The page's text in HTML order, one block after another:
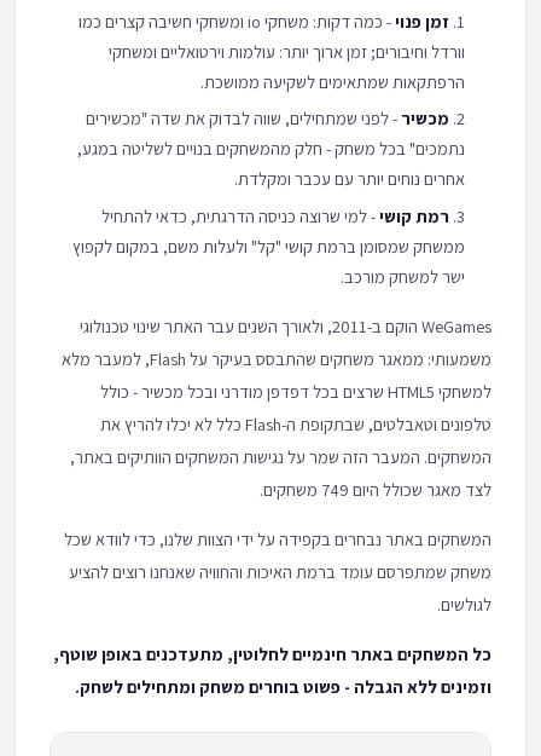
זמן פנוי
- כמה דקות: משחקי io ומשחקי חשיבה קצרים כמו
וורדל וחיבורים; זמן ארוך יותר: עולמות וירטואליים ומשחקי
הרפתקאות שמתאימים לשקיעה ממושכת.
מכשיר - לפני שמתחילים, שווה לבדוק את שדה "מכשירים
נתמכים" בכל משחק - חלק מהמשחקים בנויים לשליטה במגע,
אחרים נוחים יותר עם עכבר ומקלדת.
רמת קושי- למי שרוצה כניסה הדרגתית, כדאי להתחיל
ממשחק שמסומן ברמת קושי "קל" ולעלות משם, במקום לקפוץ
ישר למשחק מורכב.
WeGames הוקם ב-2011, ולאורך השנים עבר האתר שינוי טכנולוגי
משמעותי: ממאגר משחקים שהתבסס בעיקר על Flash, למעבר מלא
למשחקי HTML5 שרצים בכל דפדפן מודרני ובכל מכשיר - כולל
טלפונים וטאבלטים, שבתקופת ה-Flash כלל לא יכלו להריץ את
המשחקים. המעבר הזה שמר על נגישות המשחקים הוותיקים באתר,
לצד מאגר שכולל היום 749 משחקים.
המשחקים באתר נבחרים בקפידה על ידי הצוות שלנו, כדי לוודא שכל
משחק שמתפרסם עומד ברמת האיכות והחוויה שאנחנו רוצים להציע
לגולשים.
כל המשחקים באתר חינמיים לחלוטין, מתעדכנים באופן שוטף,
וזמינים ללא הגבלה - פשוט בוחרים משחק ומתחילים לשחק.